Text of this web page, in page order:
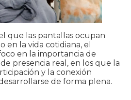
que las pantallas ocupan
en la vida cotidiana, el
en la importancia de
presencia real, en los que la
y la conexión
de forma plena.